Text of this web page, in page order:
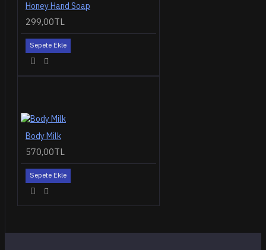
Honey Hand Soap
299,00TL
Sepete Ekle
Body Milk
570,00TL
Sepete Ekle